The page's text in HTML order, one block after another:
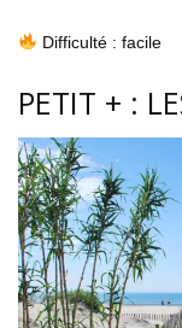
Difficulté : facile
PETIT + :